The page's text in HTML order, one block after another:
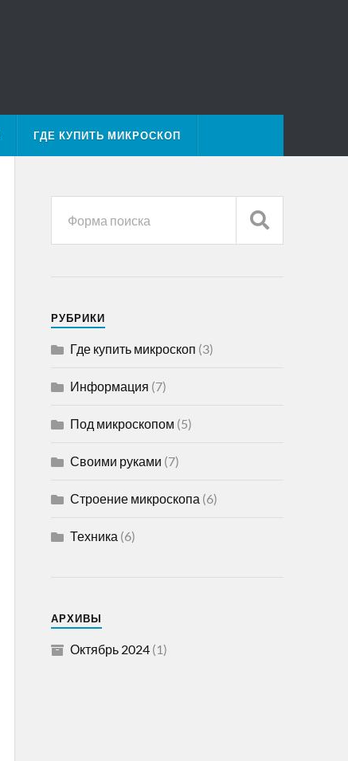
ГДЕ КУПИТЬ МИКРОСКОП
РУБРИКИ
Где купить микроскоп (3)
Информация (7)
Под микроскопом (5)
Своими руками (7)
Строение микроскопа (6)
Техника (6)
АРХИВЫ
Октябрь 2024(1)